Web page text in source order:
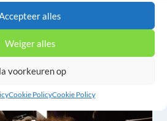
Accepteer alles
Weiger alles
voorkeuren op
Cookie PolicyCookie Policy